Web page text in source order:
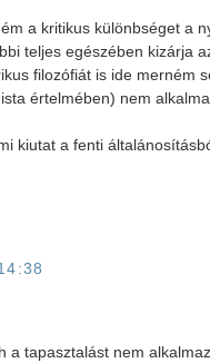
a kritikus különbséget a
teljes egészében kizárja
filozófiát is ide merném
értelmében) nem
kiutat a fenti
a tapasztalást nem